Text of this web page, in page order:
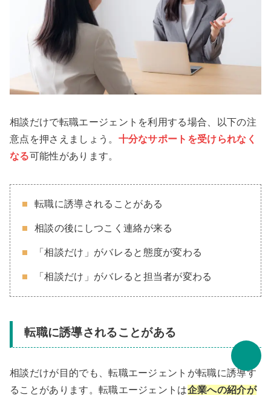
相談だけで転職エージェントを利用する場合、以下の注
意点を押さえましょう。 十分なサポートを受けられなく
なる可能性があります。
転職に誘導されることがある
相談の後にしつこく連絡が来る
「相談だけ」がバレると態度が変わる
「相談だけ」がバレると担当者が変わる
転職に誘導されることがある
相談だけが目的でも、転職エージェントが転職に誘導す
ることがあります。転職エージェントは企業への紹介が